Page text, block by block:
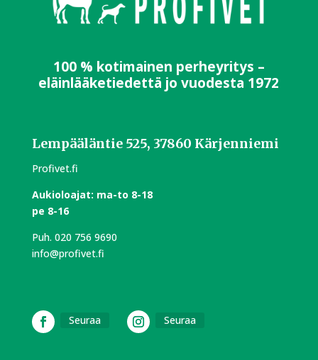
100 % kotimainen perheyritys –
eläinlääketiedettä jo vuodesta 1972
Lempääläntie 525, 37860 Kärjenniemi
Profivet.fi
Aukioloajat: ma-to 8-18
pe 8-16
Puh. 020 756 9690
info@profivet.fi
Seuraa Seuraa